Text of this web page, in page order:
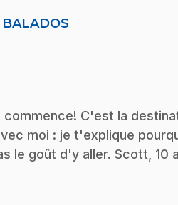
BALADOS
C'est la
moi : je t'explique
le goût d'y aller. Scott, 10